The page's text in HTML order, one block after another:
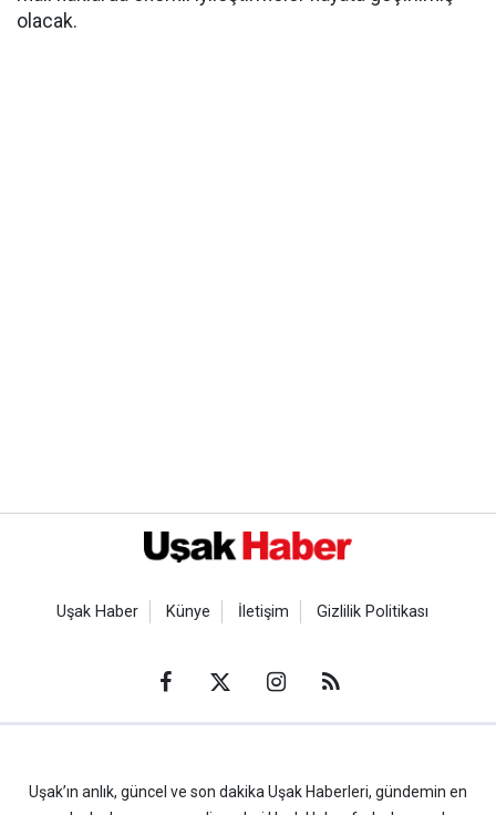
olacak.
Uşak Haber Künye İletişim Gizlilik Politikası
Uşak’ın anlık, güncel ve son dakika Uşak Haberleri, gündemin en